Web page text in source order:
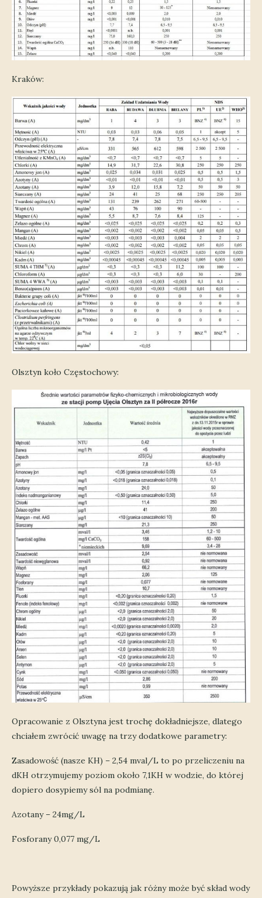
Kraków:
Olsztyn koło Częstochowy:
Opracowanie z Olsztyna jest trochę dokładniejsze, dlatego
chciałem zwrócić uwagę na trzy dodatkowe parametry:
Zasadowość (nasze KH) – 2,54 mval/L to po przeliczeniu na
dKH otrzymujemy poziom około 7,1KH w wodzie, do której
dopiero dosypiemy sól na podmianę.
Azotany – 24mg/L
Fosforany 0,077 mg/L
Powyższe przykłady pokazują jak różny może być skład wody